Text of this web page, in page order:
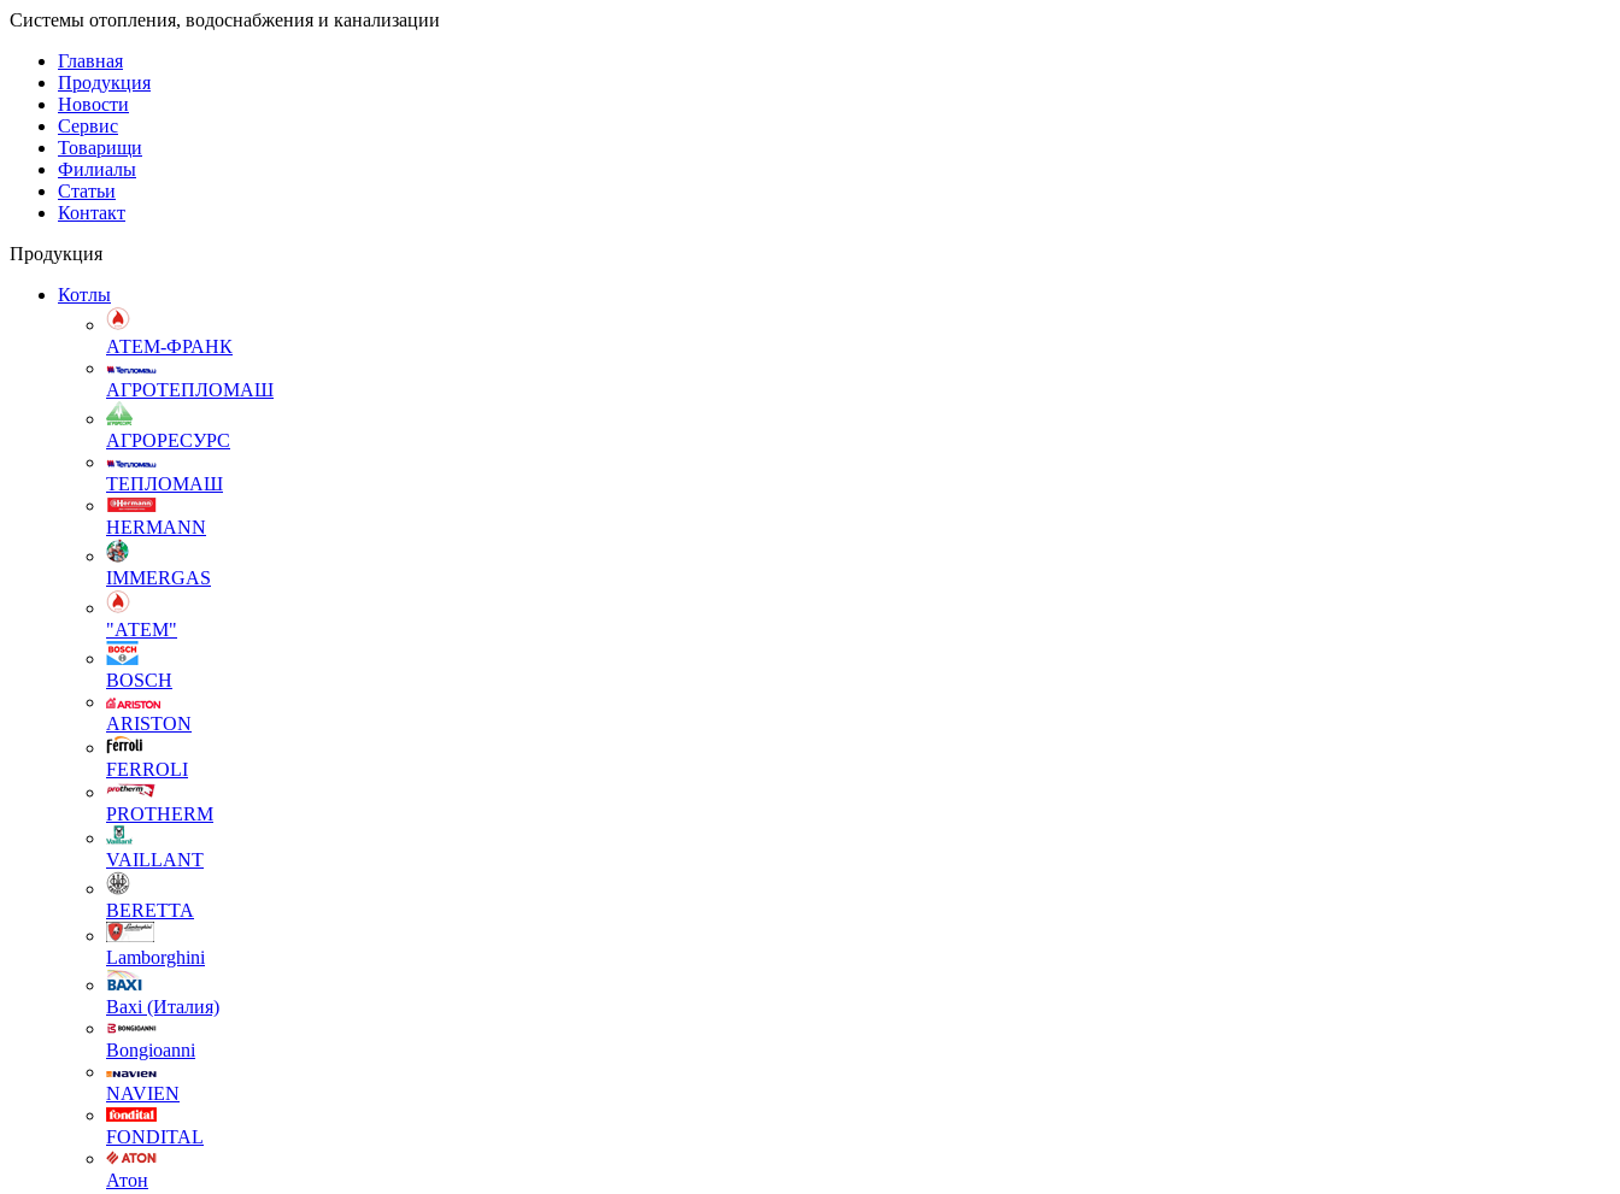
Системы отопления, водоснабжения и канализации
Главная
Продукция
Новости
Сервис
Товарищи
Филиалы
Статьи
Контакт
Продукция
Котлы
АТЕМ-ФРАНК
АГРОТЕПЛОМАШ
АГРОРЕСУРС
ТЕПЛОМАШ
HERMANN
IMMERGAS
"АТЕМ"
BOSCH
ARISTON
FERROLI
PROTHERM
VAILLANT
BERETTA
Lamborghini
Baxi (Италия)
Вongioanni
NAVIEN
FONDITAL
Атон